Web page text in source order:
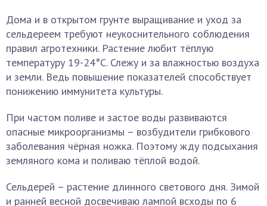
Дома и в открытом грунте выращивание и уход за
сельдереем требуют неукоснительного соблюдения
правил агротехники. Растение любит тёплую
температуру 19-24°С. Слежу и за влажностью воздуха
и земли. Ведь повышение показателей способствует
понижению иммунитета культуры.
При частом поливе и застое воды развиваются
опасные микроорганизмы – возбудители грибкового
заболевания чёрная ножка. Поэтому жду подсыхания
земляного кома и поливаю тёплой водой.
Сельдерей – растение длинного светового дня. Зимой
и ранней весной досвечиваю лампой всходы по 6